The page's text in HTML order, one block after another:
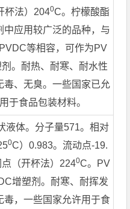
杯法）2040C。柠檬酸酯
中应用较广泛的品种，与
等相容，可作为PV
。耐热、耐寒、耐水性
毒、无臭。一些国家已允
于食品包装材料。
液体。分子量571。相对
0C）0.983。流动点-19.
（开杯法）2240C。PV
增塑剂。耐寒、耐挥发
毒，一些国家允许用于食